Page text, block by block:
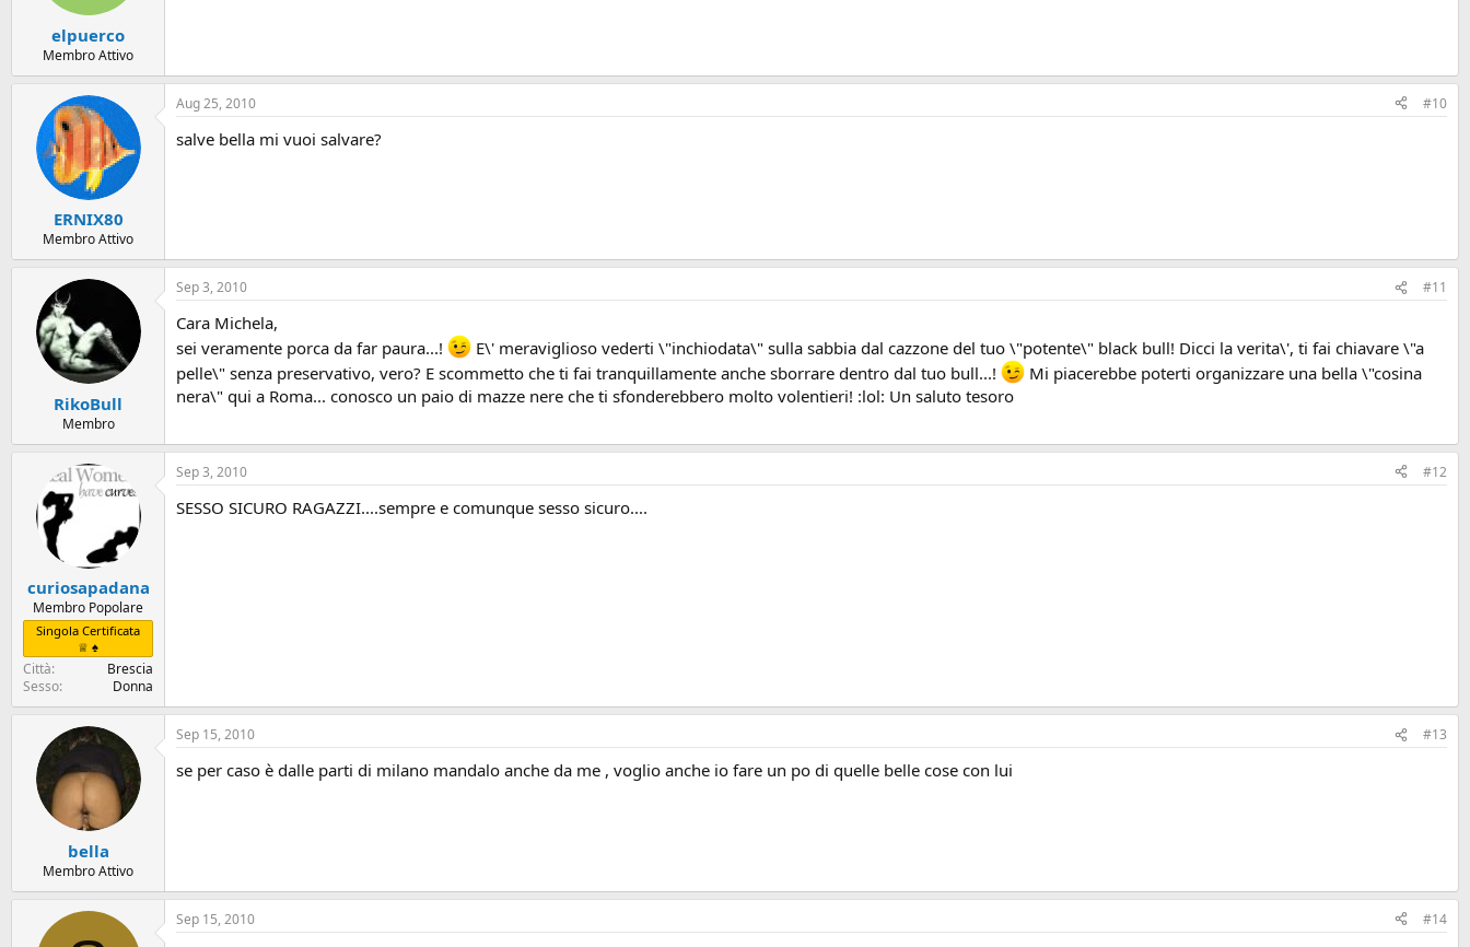
elpuerco
Membro Attivo
ERNIX80
Membro Attivo
Aug 25, 2010 #10
salve bella mi vuoi salvare?
RikoBull
Membro
Sep 3, 2010 #11
Cara Michela,
sei veramente porca da far paura...!
E\' meraviglioso vederti \"inchiodata\" sulla sabbia dal cazzone del tuo \"potente\" black bull! Dicci la verita\', ti fai chiavare \"a
pelle\" senza preservativo, vero? E scommetto che ti fai tranquillamente anche sborrare dentro dal tuo bull...!
Mi piacerebbe poterti organizzare una bella \"cosina
nera\" qui a Roma... conosco un paio di mazze nere che ti sfonderebbero molto volentieri! :lol: Un saluto tesoro
curiosapadana
Membro Popolare
Singola Certificata
♕ ♠
Città
Brescia
Sesso
Donna
Sep 3, 2010 #12
SESSO SICURO RAGAZZI....sempre e comunque sesso sicuro....
bella
Membro Attivo
Sep 15, 2010 #13
se per caso è dalle parti di milano mandalo anche da me , voglio anche io fare un po di quelle belle cose con lui
Sep 15, 2010 #14